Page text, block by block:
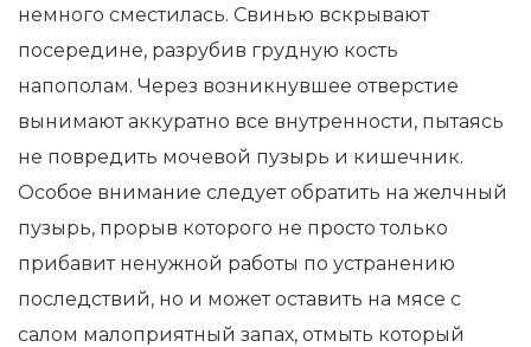
немного сместилась. Свинью вскрывают
посередине, разрубив грудную кость
напополам. Через возникнувшее отверстие
вынимают аккуратно все внутренности, пытаясь
не повредить мочевой пузырь и кишечник.
Особое внимание следует обратить на желчный
пузырь, прорыв которого не просто только
прибавит ненужной работы по устранению
последствий, но и может оставить на мясе с
салом малоприятный запах, отмыть который